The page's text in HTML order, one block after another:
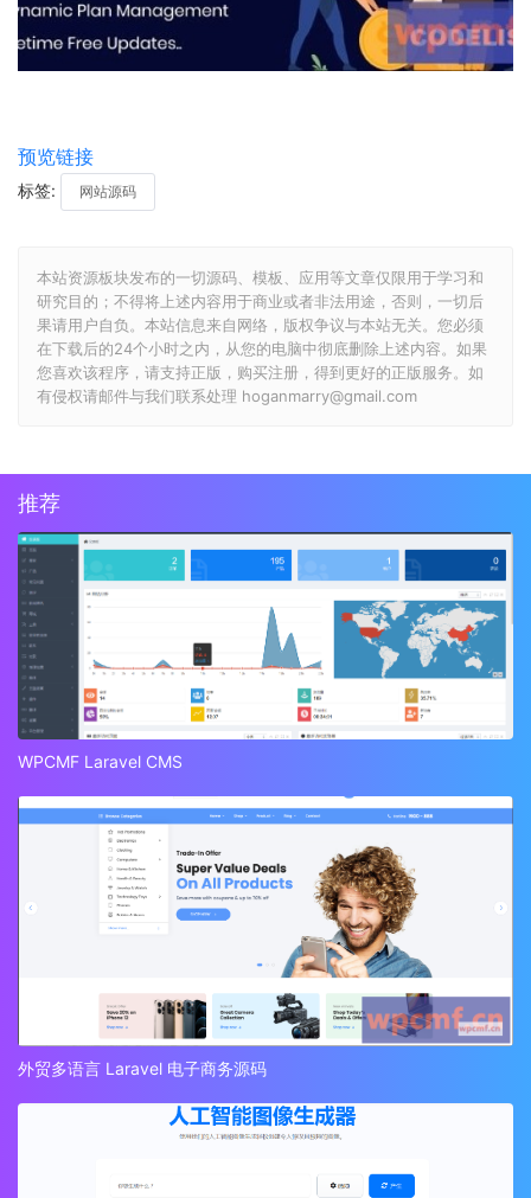
预览链接
标签: 网站源码
本站资源板块发布的一切源码、模板、应用等文章仅限用于学习和
研究目的；不得将上述内容用于商业或者非法用途，否则，一切后
果请用户自负。本站信息来自网络，版权争议与本站无关。您必须
在下载后的24个小时之内，从您的电脑中彻底删除上述内容。如果
您喜欢该程序，请支持正版，购买注册，得到更好的正版服务。如
有侵权请邮件与我们联系处理 hoganmarry@gmail.com
推荐
WPCMF Laravel CMS
外贸多语言 Laravel 电子商务源码